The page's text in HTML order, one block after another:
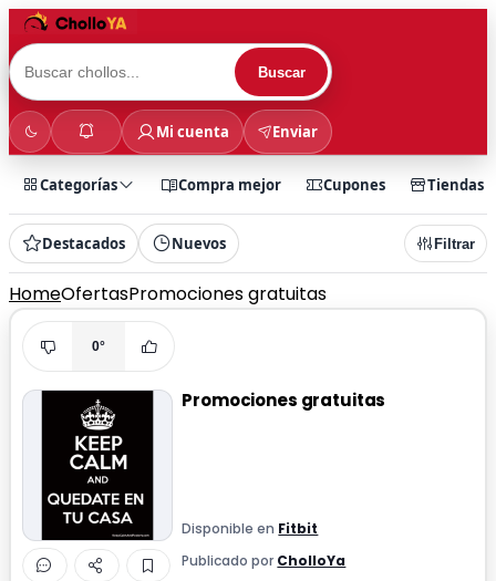
Buscar
Mi cuenta Enviar
Categorías Compra mejor Cupones Tiendas
Destacados Nuevos Filtrar
HomeOfertasPromociones gratuitas
0°
Promociones gratuitas
Disponible en Fitbit
Publicado por CholloYa